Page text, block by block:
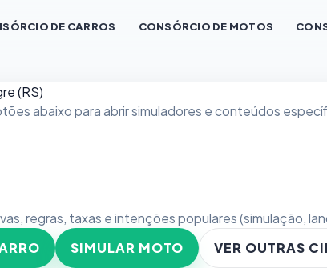
DE CARROS CONSÓRCIO DE MOTOS
(RS)
abaixo para abrir simuladores e conteúdos
regras, taxas e intenções populares (simulação,
SIMULAR MOTO
VER OUTRAS